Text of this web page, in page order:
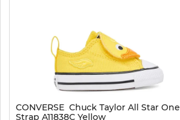
CONVERSE Chuck Taylor All Star One
Strap A11838C Yellow